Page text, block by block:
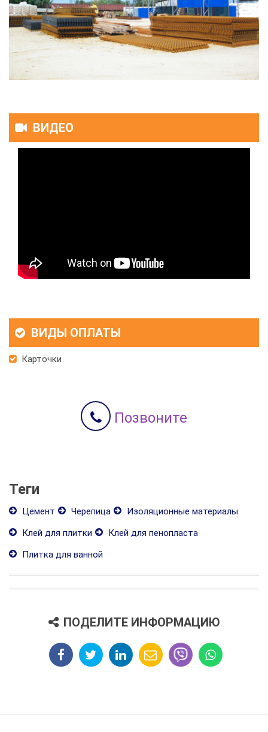
ВИДЕО
ВИДЫ ОПЛАТЫ
Карточки
Позвоните
Теги
Цемент Черепица
Изоляционные материалы
Клей для плитки
Клей для пенопласта
Плитка для ванной
ПОДЕЛИТЕ ИНФОРМАЦИЮ